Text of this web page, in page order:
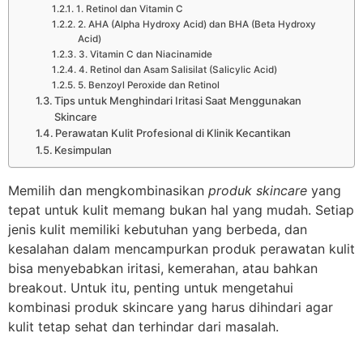
1. Retinol dan Vitamin C
2. AHA (Alpha Hydroxy Acid) dan BHA (Beta Hydroxy
Acid)
3. Vitamin C dan Niacinamide
4. Retinol dan Asam Salisilat (Salicylic Acid)
5. Benzoyl Peroxide dan Retinol
Tips untuk Menghindari Iritasi Saat Menggunakan
Skincare
Perawatan Kulit Profesional di Klinik Kecantikan
Kesimpulan
Memilih dan mengkombinasikan produk skincare yang
tepat untuk kulit memang bukan hal yang mudah. Setiap
jenis kulit memiliki kebutuhan yang berbeda, dan
kesalahan dalam mencampurkan produk perawatan kulit
bisa menyebabkan iritasi, kemerahan, atau bahkan
breakout. Untuk itu, penting untuk mengetahui
kombinasi produk skincare yang harus dihindari agar
kulit tetap sehat dan terhindar dari masalah.